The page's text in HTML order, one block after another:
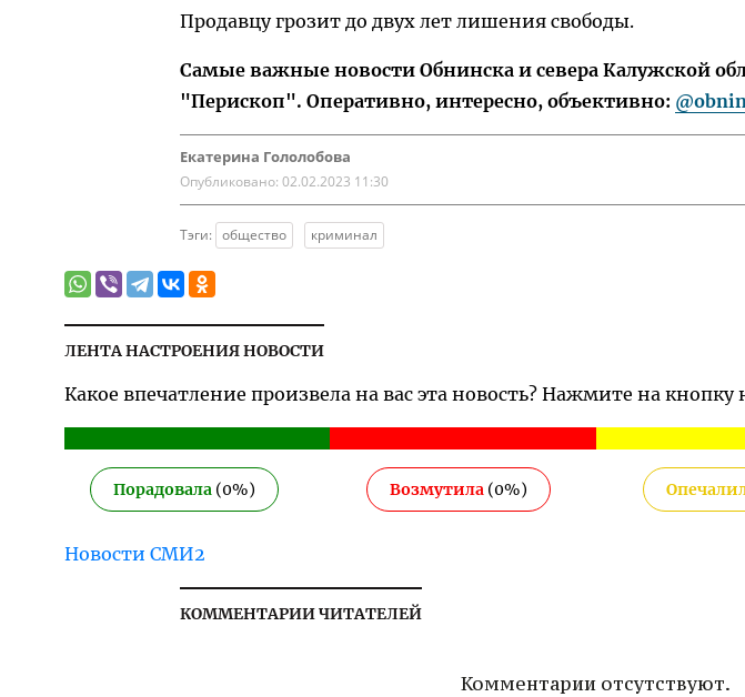
Продавцу грозит до двух лет лишения свободы.
Самые важные новости Обнинска и севера Калужской
"Перископ". Оперативно, интересно, объективно:
Екатерина Гололобова
Опубликовано: 02.02.2023 11:30
Тэги: общество криминал
ЛЕНТА НАСТРОЕНИЯ НОВОСТИ
Какое впечатление произвела на вас эта новость? Нажмите на
Порадовала (0%) Возмутила (0%)
Новости СМИ2
КОММЕНТАРИИ ЧИТАТЕЛЕЙ
Комментарии отсутствуют.